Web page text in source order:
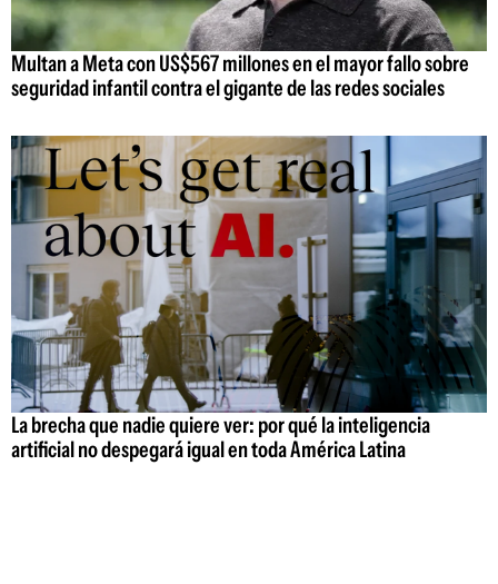
Multan a Meta con US$567 millones en el mayor fallo sobre
seguridad infantil contra el gigante de las redes sociales
La brecha que nadie quiere ver: por qué la inteligencia
artificial no despegará igual en toda América Latina